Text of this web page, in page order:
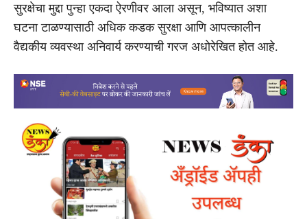
सुरक्षेचा मुद्दा पुन्हा एकदा ऐरणीवर आला असून, भविष्यात अशा
घटना टाळण्यासाठी अधिक कडक सुरक्षा आणि आपत्कालीन
वैद्यकीय व्यवस्था अनिवार्य करण्याची गरज अधोरेखित होत आहे.